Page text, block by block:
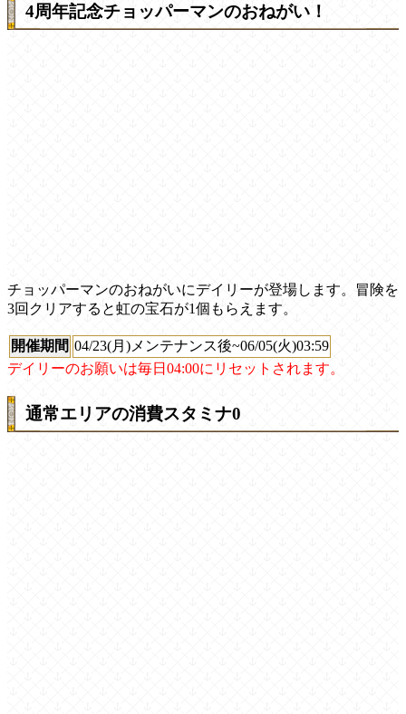
4周年記念チョッパーマンのおねがい！
チョッパーマンのおねがいにデイリーが登場します。冒険を
3回クリアすると虹の宝石が1個もらえます。
開催期間 04/23(月)メンテナンス後~06/05(火)03:59
デイリーのお願いは毎日04:00にリセットされます。
通常エリアの消費スタミナ0